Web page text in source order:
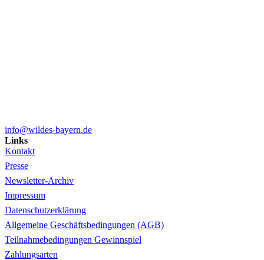
info@wildes-bayern.de
Links
Kontakt
Presse
Newsletter-Archiv
Impressum
Datenschutzerklärung
Allgemeine Geschäftsbedingungen (AGB)
Teilnahmebedingungen Gewinnspiel
Zahlungsarten